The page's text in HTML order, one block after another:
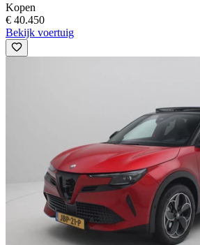
Kopen
€ 40.450
Bekijk voertuig